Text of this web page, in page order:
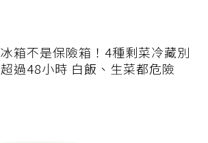
冰箱不是保險箱！4種剩菜冷藏別
超過48小時 白飯、生菜都危險